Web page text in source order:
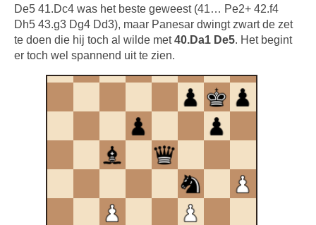
De5 41.Dc4 was het beste geweest (41… Pe2+ 42.f4
Dh5 43.g3 Dg4 Dd3), maar Panesar dwingt zwart de zet
te doen die hij toch al wilde met40.Da1 De5. Het begint
er toch wel spannend uit te zien.